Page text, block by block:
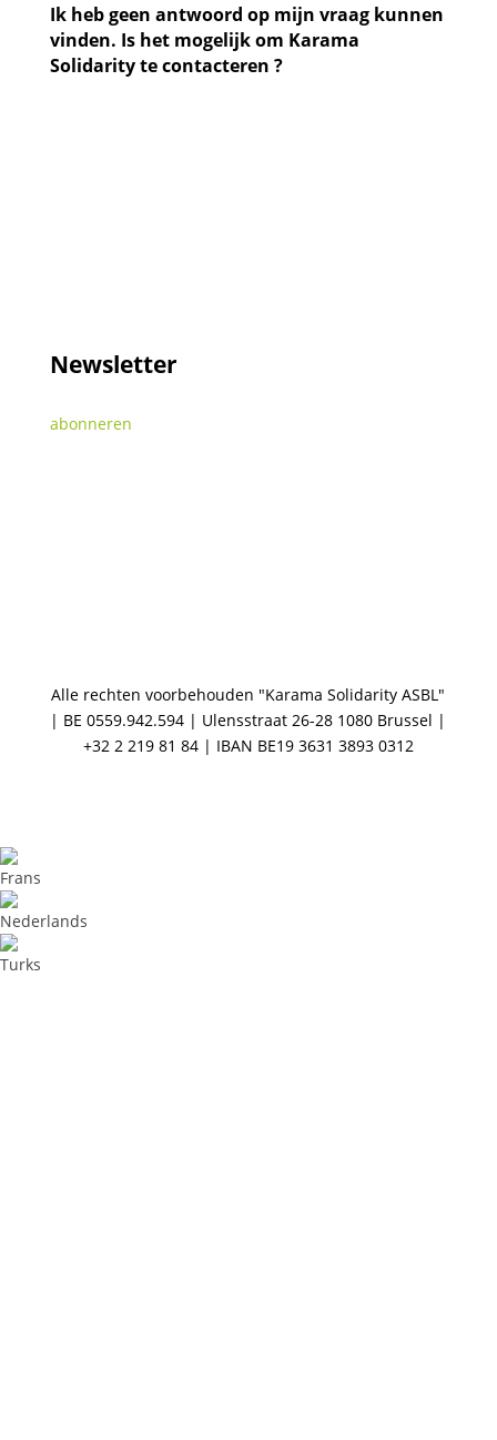
Ik heb geen antwoord op mijn vraag kunnen
vinden. Is het mogelijk om Karama
Solidarity te contacteren ?
Newsletter
abonneren
Alle rechten voorbehouden "Karama Solidarity ASBL"
| BE 0559.942.594 | Ulensstraat 26-28 1080 Brussel |
+32 2 219 81 84 | IBAN BE19 3631 3893 0312